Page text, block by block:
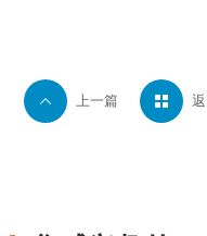
 上一篇 